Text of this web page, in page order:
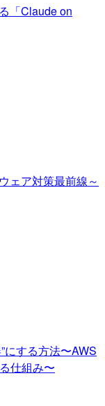
「Claude on
ェア対策最前線～
にする方法〜AWS
仕組み〜